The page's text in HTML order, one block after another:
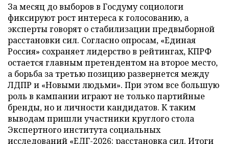
За месяц до выборов в Госдуму социологи
фиксируют рост интереса к голосованию, а
эксперты говорят о стабилизации предвыборной
расстановки сил. Согласно опросам, «Единая
Россия» сохраняет лидерство в рейтингах, КПРФ
остается главным претендентом на второе место,
а борьба за третью позицию развернется между
ЛДПР и «Новыми людьми». При этом все большую
роль в кампании играют не только партийные
бренды, но и личности кандидатов. К таким
выводам пришли участники круглого стола
Экспертного института социальных
исследований «ЕДГ-2026: расстановка сил. Итоги